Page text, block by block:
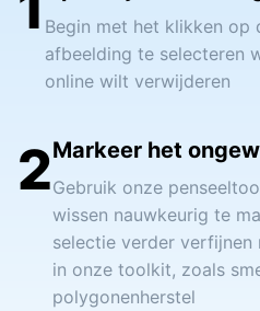
Begin met het klikken
afbeelding te selecteren
online wilt verwijderen
2Markeer het
Gebruik onze
wissen nauwkeurig te
selectie verder
in onze toolkit, zoals
polygonenherstel